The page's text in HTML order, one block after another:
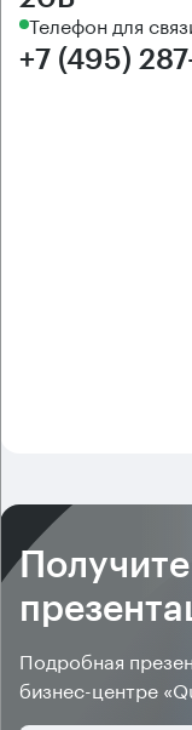
Телефон для
+7 (495)
Подробная
бизнес-центре